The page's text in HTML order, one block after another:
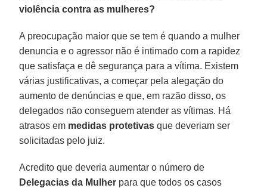
violência contra as mulheres?
A preocupação maior que se tem é quando a mulher
denuncia e o agressor não é intimado com a rapidez
que satisfaça e dê segurança para a vítima. Existem
várias justificativas, a começar pela alegação do
aumento de denúncias e que, em razão disso, os
delegados não conseguem atender as vítimas. Há
atrasos em medidas protetivas que deveriam ser
solicitadas pelo juiz.
Acredito que deveria aumentar o número de
Delegacias da Mulher para que todos os casos